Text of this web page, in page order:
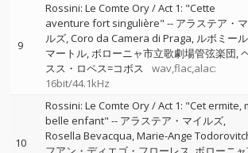
9
Rossini: Le Comte Ory / Act 1: "Cette
aventure fort singulière" -- アラステア・
ルズ Coro da Camera di Praga ルボミール
マートル ボローニャ市立歌劇場管弦楽団
スス・ロペス=コボス
wav,flac,alac:
16bit/44.1kHz
10
Rossini: Le Comte Ory / Act 1: "Cet ermite,
belle enfant" -- アラステア・マイルズ
Rosella Bevacqua Marie-Ange